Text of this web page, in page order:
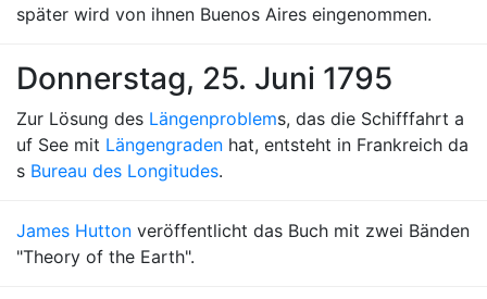
später wird von ihnen Buenos Aires eingenommen.
Donnerstag, 25. Juni 1795
Zur Lösung des Längenproblems, das die Schifffahrt a
uf See mit Längengraden hat, entsteht in Frankreich da
s Bureau des Longitudes.
James Hutton veröffentlicht das Buch mit zwei Bänden
"Theory of the Earth".